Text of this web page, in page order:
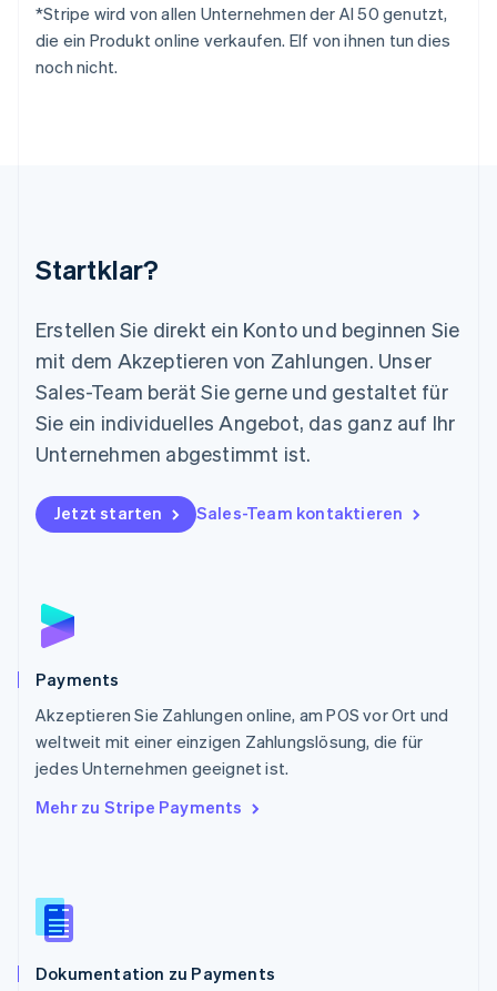
*Stripe wird von allen Unternehmen der AI 50 genutzt,
die ein Produkt online verkaufen. Elf von ihnen tun dies
noch nicht.
Startklar?
Erstellen Sie direkt ein Konto und beginnen Sie
mit dem Akzeptieren von Zahlungen. Unser
Sales-Team berät Sie gerne und gestaltet für
Sie ein individuelles Angebot, das ganz auf Ihr
Unternehmen abgestimmt ist.
Jetzt starten Sales-Team kontaktieren
Payments
Akzeptieren Sie Zahlungen online, am POS vor Ort und
weltweit mit einer einzigen Zahlungslösung, die für
jedes Unternehmen geeignet ist.
Mehr zu Stripe Payments
Dokumentation zu Payments
English
Liechtenstein
Deutsch
Mexiko
English
Niederlande
Nederlands English
Norwegen
English
Österreich
Polen
English
Portugal
Schweden
Schweiz
Singapur
English简体中文
Slowakei
Slowenien
English
Spanien
Thailand